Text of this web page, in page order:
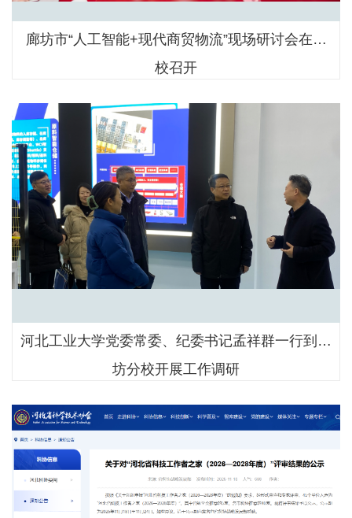
廊坊市“人工智能+现代商贸物流”现场研讨会在我
校召开
河北工业大学党委常委、纪委书记孟祥群一行到廊
坊分校开展工作调研